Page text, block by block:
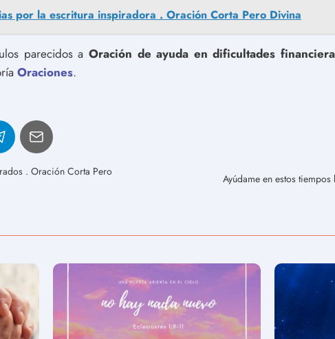
por la escritura inspiradora . Oración Corta Pero Divina
parecidos a Oración de ayuda en dificultades
Oraciones.
. Oración Corta Pero
Ayúdame en estos